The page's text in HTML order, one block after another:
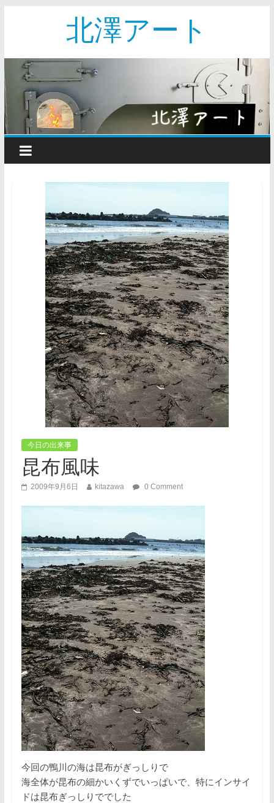
北澤アート
今日の出来事
昆布風味
2009年9月6日 kitazawa 0 Comment
今回の鴨川の海は昆布がぎっしりで
海全体が昆布の細かいくずでいっぱいで、特にインサイ
ドは昆布ぎっしりででした